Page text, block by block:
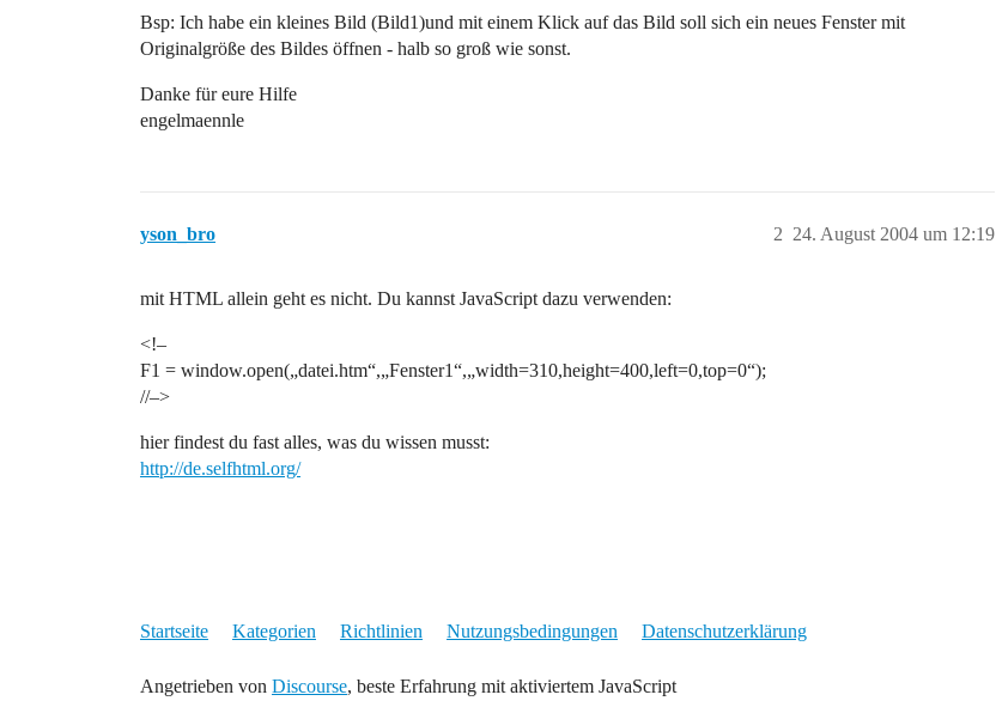
Bsp: Ich habe ein kleines Bild (Bild1)und mit einem Klick auf das Bild soll sich ein neues Fenster mit
Originalgröße des Bildes öffnen - halb so groß wie sonst.
Danke für eure Hilfe
engelmaennle
yson_bro 24. August 2004 um 12:19
2
mit HTML allein geht es nicht. Du kannst JavaScript dazu verwenden:
<!–
F1 = window.open(„datei.htm“,„Fenster1“,„width=310,height=400,left=0,top=0“);
//–>
hier findest du fast alles, was du wissen musst:
http://de.selfhtml.org/
Startseite Kategorien Richtlinien Nutzungsbedingungen Datenschutzerklärung
Angetrieben von Discourse, beste Erfahrung mit aktiviertem JavaScript